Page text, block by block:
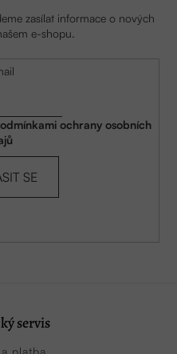
zasílat informace o nových
e-shopu.
ochrany osobních
SE
servis
platba